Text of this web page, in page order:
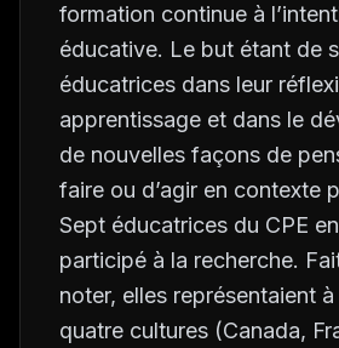
formation continue à
éducative. Le but étant de
éducatrices dans leur
apprentissage et dans le
de nouvelles façons de
faire ou d’agir en contexte
Sept éducatrices du CPE
participé à la recherche.
noter, elles représentaient
quatre cultures (Canada,